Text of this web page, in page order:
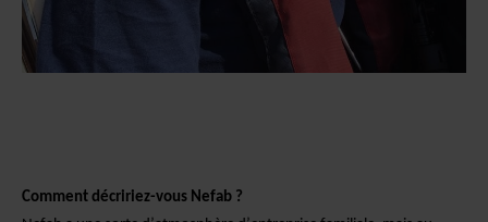
Comment décririez-vous Nefab ?